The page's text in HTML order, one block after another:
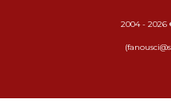
2004 - 2026